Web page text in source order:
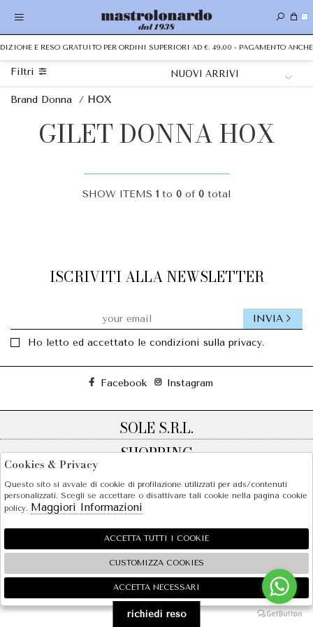
0
E RESO GRATUITO PER ORDINI SUPERIORI AD €. 49,00 - PAGAMENTO
Filtri
Brand Donna / HOX
GILET DONNA HOX
SHOW ITEMS 1 to 0 of 0 total
ISCRIVITI ALLA NEWSLETTER
Ho letto ed accettato le condizioni sulla privacy.
INVIA
Facebook Instagram
SOLE S.R.L.
SHOPPING
EXTRA
2026 SOLE S.R.L. - P.iva : 07456781215 Powered byAtelier
🍪
richiedi reso
Cookies & Privacy
Questo sito si avvale di cookie di profilazione utilizzati per ads/contenuti
personalizzati. Scegli se accettare o disattivare tali cookie nella pagina cookie
policy. Maggiori Informazioni
ACCETTA TUTTI I COOKIE
CUSTOMIZZA COOKIES
ACCETTA NECESSARI